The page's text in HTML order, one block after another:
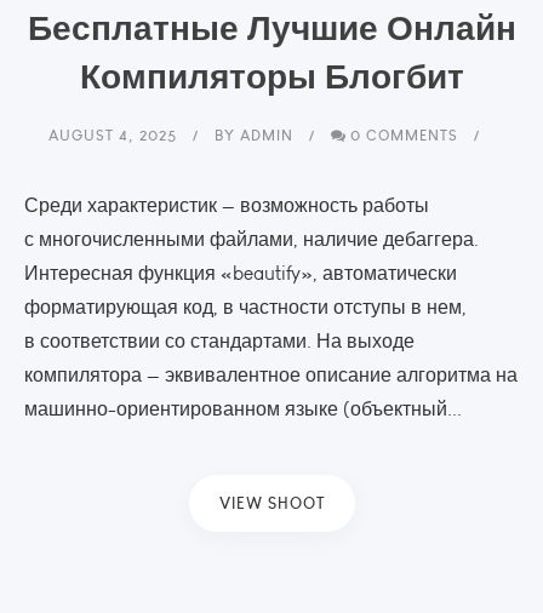
Бесплатные Лучшие Онлайн
Компиляторы Блогбит
AUGUST 4, 2025 BY ADMIN 0 COMMENTS
Среди характеристик — возможность работы
с многочисленными файлами, наличие дебаггера.
Интересная функция «beautify», автоматически
форматирующая код, в частности отступы в нем,
в соответствии со стандартами. На выходе
компилятора — эквивалентное описание алгоритма на
машинно-ориентированном языке (объектный...
VIEW SHOOT